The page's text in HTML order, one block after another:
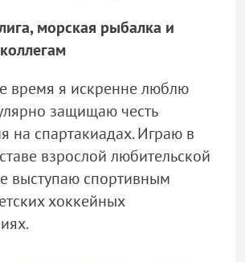
морская рыбалка и
время я искренне люблю
защищаю честь
на спартакиадах. Играю в
взрослой любительской
выступаю спортивным
хоккейных